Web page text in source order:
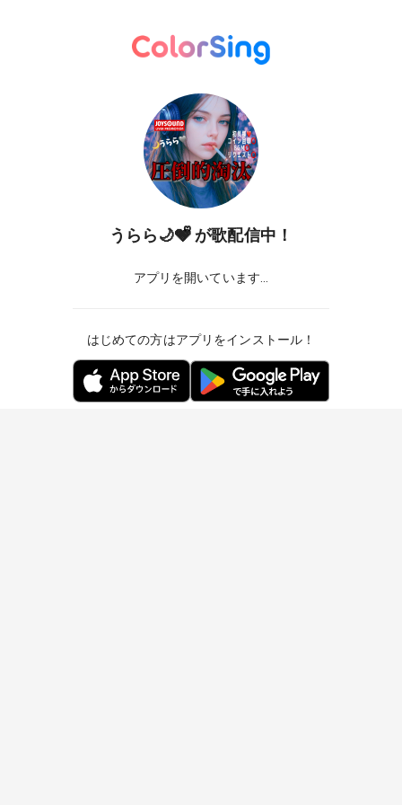
うらら🌙🩶ᩚが歌配信中！
アプリを開いています...
はじめての方はアプリをインストール！